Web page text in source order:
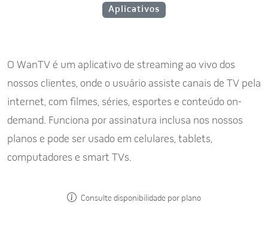
Aplicativos
O WanTV é um aplicativo de streaming ao vivo dos
nossos clientes, onde o usuário assiste canais de TV pela
internet, com filmes, séries, esportes e conteúdo on-
demand. Funciona por assinatura inclusa nos nossos
planos e pode ser usado em celulares, tablets,
computadores e smart TVs.
Consulte disponibilidade por plano